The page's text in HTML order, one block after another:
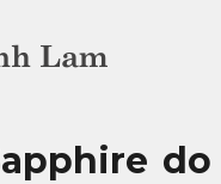
Lam
do